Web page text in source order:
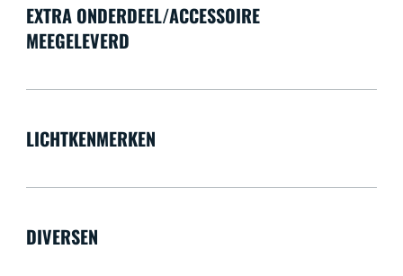
EXTRA ONDERDEEL/ACCESSOIRE
MEEGELEVERD
LICHTKENMERKEN
DIVERSEN